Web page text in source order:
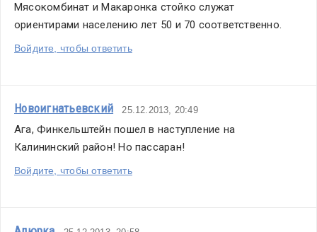
Мясокомбинат и Макаронка стойко служат
ориентирами населению лет 50 и 70 соответственно.
Войдите, чтобы ответить
Новоигнатьевский 25.12.2013, 20:49
Ага, Финкельштейн пошел в наступление на
Калининский район! Но пассаран!
Войдите, чтобы ответить